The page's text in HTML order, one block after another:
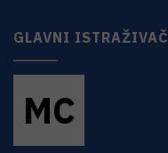
GLAVNI ISTRAŽIVAČ
MC